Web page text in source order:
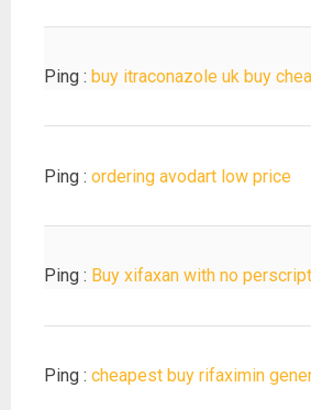
Ping : buy itraconazole uk buy
Ping : ordering avodart low price
Ping : Buy xifaxan with no
Ping : cheapest buy rifaximin